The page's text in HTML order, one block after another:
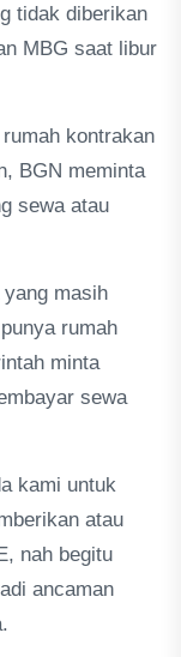
tidak diberikan
MBG saat libur
kontrakan
BGN meminta
sewa atau
masih
rumah
minta
sewa
kami untuk
atau
nah begitu
ancaman